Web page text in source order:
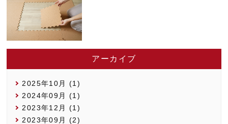
アーカイブ
2025年10月 (1)
2024年09月 (1)
2023年12月 (1)
2023年09月 (2)